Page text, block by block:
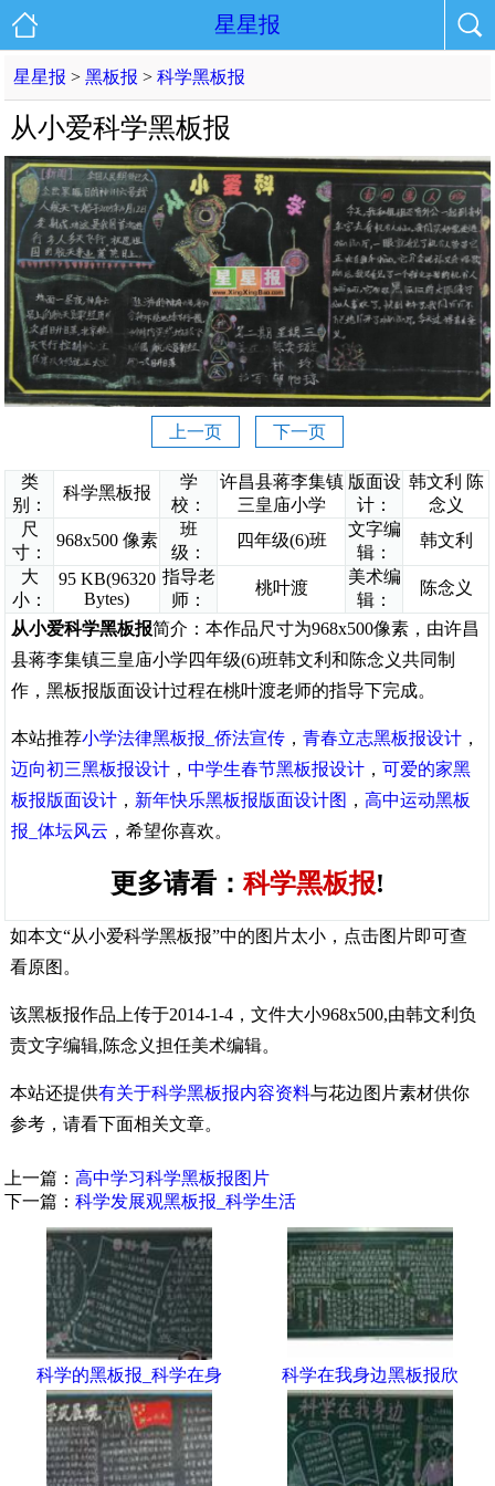
星星报
星星报 >黑板报 >科学黑板报
从小爱科学黑板报
上一页 下一页
类
别：
科学黑板报
学
校：
许昌县蒋李集镇
三皇庙小学
版面设
计：
韩文利 陈
念义
尺
寸：
968x500 像素
班
级：
四年级(6)班
文字编
辑：
韩文利
大
小：
95 KB(96320
Bytes)
指导老
师：
桃叶渡
美术编
辑：
陈念义
从小爱科学黑板报简介：本作品尺寸为968x500像素，由许昌
县蒋李集镇三皇庙小学四年级(6)班韩文利和陈念义共同制
作，黑板报版面设计过程在桃叶渡老师的指导下完成。
本站推荐小学法律黑板报_侨法宣传 ，青春立志黑板报设计 ，
迈向初三黑板报设计 ，中学生春节黑板报设计 ，可爱的家黑
板报版面设计 ， 新年快乐黑板报版面设计图 ，高中运动黑板
报_体坛风云 ，希望你喜欢。
更多请看： 科学黑板报!
如本文“从小爱科学黑板报”中的图片太小，点击图片即可查
看原图。
该黑板报作品上传于2014-1-4，文件大小968x500,由韩文利负
责文字编辑,陈念义担任美术编辑。
本站还提供有关于科学黑板报内容资料与花边图片素材供你
参考，请看下面相关文章。
上一篇：高中学习科学黑板报图片
下一篇：科学发展观黑板报_科学生活
科学的黑板报_科学在身 科学在我身边黑板报欣